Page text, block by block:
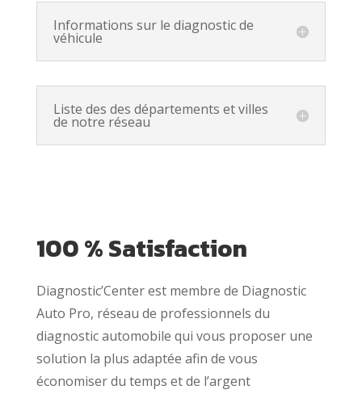
Informations sur le diagnostic de
véhicule
Liste des des départements et villes
de notre réseau
100 % Satisfaction
Diagnostic’Center est membre de Diagnostic
Auto Pro, réseau de professionnels du
diagnostic automobile qui vous proposer une
solution la plus adaptée afin de vous
économiser du temps et de l’argent